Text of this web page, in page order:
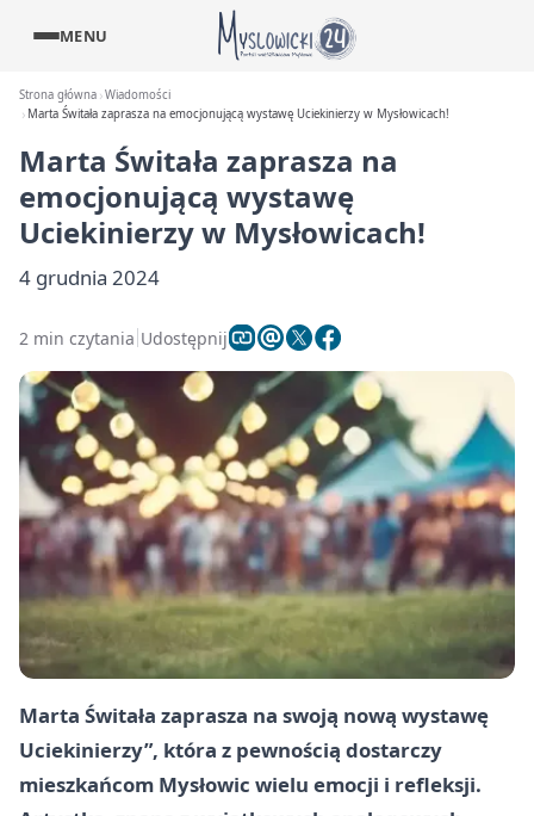
MENU
Strona główna Wiadomości
Marta Świtała zaprasza na emocjonującą wystawę Uciekinierzy w Mysłowicach!
Marta Świtała zaprasza na
emocjonującą wystawę
Uciekinierzy w Mysłowicach!
4 grudnia 2024
2 min czytania Udostępnij
Marta Świtała zaprasza na swoją nową wystawę
Uciekinierzy”, która z pewnością dostarczy
mieszkańcom Mysłowic wielu emocji i refleksji.